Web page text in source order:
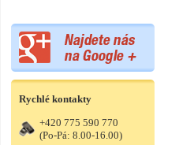
Rychlé kontakty
+420 775 590 770
(Po-Pá: 8.00-16.00)